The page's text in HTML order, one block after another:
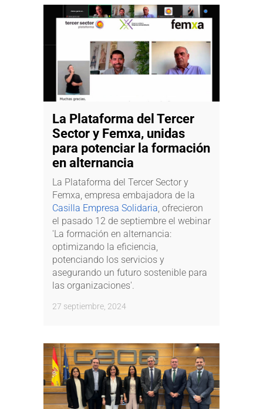
La Plataforma del Tercer
Sector y Femxa, unidas
para potenciar la formación
en alternancia
La Plataforma del Tercer Sector y
Femxa, empresa embajadora de la
Casilla Empresa Solidaria, ofrecieron
el pasado 12 de septiembre el webinar
'La formación en alternancia:
optimizando la eficiencia,
potenciando los servicios y
asegurando un futuro sostenible para
las organizaciones'.
27 septiembre, 2024